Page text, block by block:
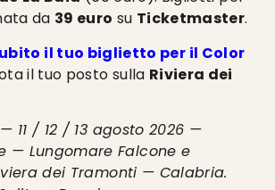
da 39 euro su Ticketmaster.
il tuo biglietto per il Color
il tuo posto sulla Riviera dei
11 / 12 / 13 agosto 2026 —
— Lungomare Falcone e
dei Tramonti — Calabria.